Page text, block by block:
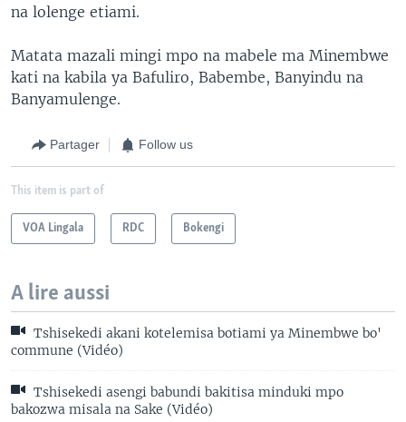
na lolenge etiami.
Matata mazali mingi mpo na mabele ma Minembwe
kati na kabila ya Bafuliro, Babembe, Banyindu na
Banyamulenge.
Partager Follow us
This item is part of
VOA Lingala RDC Bokengi
A lire aussi
Tshisekedi akani kotelemisa botiami ya Minembwe bo'
commune (Vidéo)
Tshisekedi asengi babundi bakitisa minduki mpo
bakozwa misala na Sake (Vidéo)